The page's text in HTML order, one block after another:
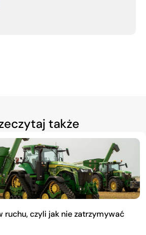
także
ruchu, czyli jak nie zatrzymywać